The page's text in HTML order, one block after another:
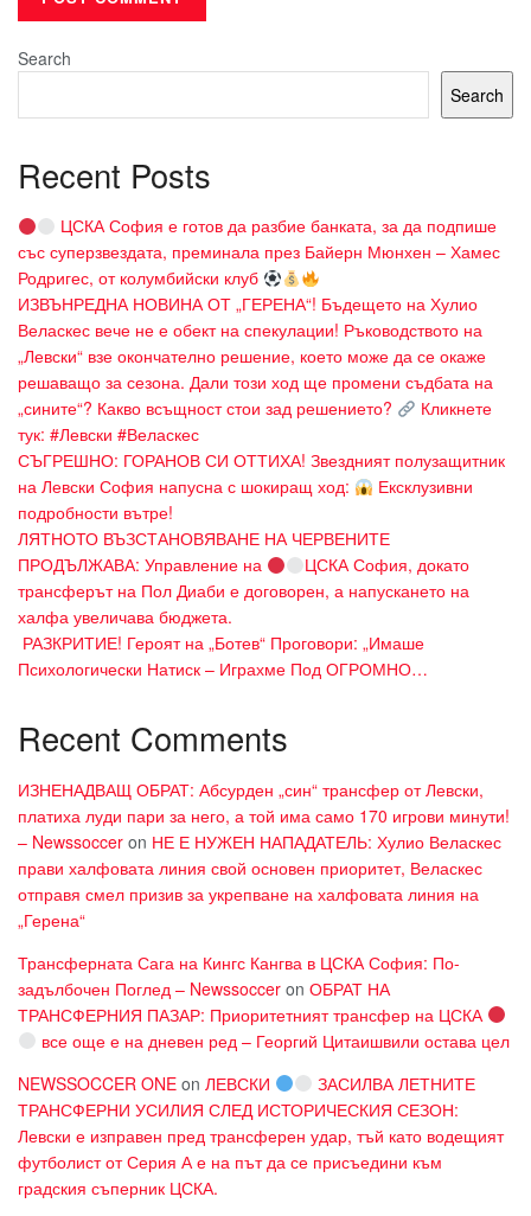
Search
Search
Recent Posts
ЦСКА София е готов да разбие банката, за да подпише
със суперзвездата, преминала през Байерн Мюнхен – Хамес
Родригес, от колумбийски клуб
ИЗВЪНРЕДНА НОВИНА ОТ „ГЕРЕНА“! Бъдещето на Хулио
Веласкес вече не е обект на спекулации! Ръководството на
„Левски“ взе окончателно решение, което може да се окаже
решаващо за сезона. Дали този ход ще промени съдбата на
„сините“? Какво всъщност стои зад решението?
Кликнете
тук: #Левски #Веласкес
СЪГРЕШНО: ГОРАНОВ СИ ОТТИХА! Звездният полузащитник
на Левски София напусна с шокиращ ход:
Ексклузивни
подробности вътре!
ЛЯТНОТО ВЪЗСТАНОВЯВАНЕ НА ЧЕРВЕНИТЕ
ПРОДЪЛЖАВА: Управление на
ЦСКА София, докато
трансферът на Пол Диаби е договорен, а напускането на
халфа увеличава бюджета.
​ РАЗКРИТИЕ! Героят на „Ботев“ Проговори: „Имаше
Психологически Натиск – Играхме Под ОГРОМНО…
Recent Comments
ИЗНЕНАДВАЩ ОБРАТ: Абсурден „син“ трансфер от Левски,
платиха луди пари за него, а той има само 170 игрови минути!
– Newssoccer on НЕ Е НУЖЕН НАПАДАТЕЛЬ: Хулио Веласкес
прави халфовата линия свой основен приоритет, Веласкес
отправя смел призив за укрепване на халфовата линия на
„Герена“
Трансферната Сага на Кингс Кангва в ЦСКА София: По-
задълбочен Поглед – Newssoccer on ОБРАТ НА
ТРАНСФЕРНИЯ ПАЗАР: Приоритетният трансфер на ЦСКА
все още е на дневен ред – Георгий Цитаишвили остава цел
NEWSSOCCER ONE on ЛЕВСКИ
ЗАСИЛВА ЛЕТНИТЕ
ТРАНСФЕРНИ УСИЛИЯ СЛЕД ИСТОРИЧЕСКИЯ СЕЗОН:
Левски е изправен пред трансферен удар, тъй като водещият
футболист от Серия А е на път да се присъедини към
градския съперник ЦСКА.